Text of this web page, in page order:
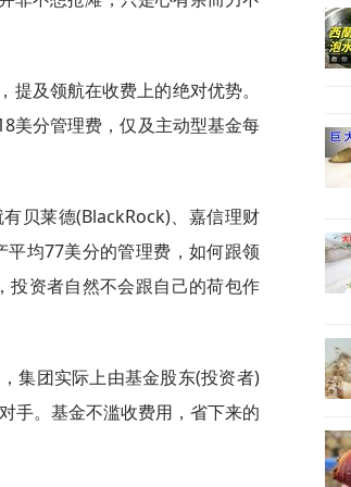
提及领航在收费上的绝对优势。
美分管理费，仅及主动型基金每
贝莱德(BlackRock)、嘉信理财
均77美分的管理费，如何跟领
投资者自然不会跟自己的荷包作
集团实际上由基金股东(投资者)
手。基金不滥收费用，省下来的